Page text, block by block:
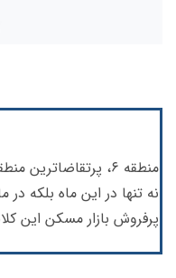
نه تنها در این ماه بلکه
پرفروش بازار مسکن این